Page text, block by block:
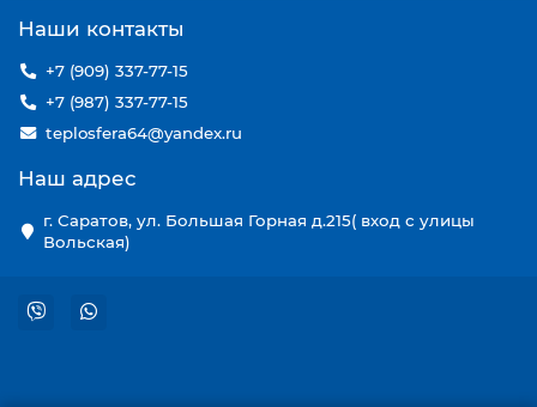
Наши контакты
+7 (909) 337-77-15
+7 (987) 337-77-15
teplosfera64@yandex.ru
Наш адрес
г. Саратов, ул. Большая Горная д.215( вход с улицы
Вольская)